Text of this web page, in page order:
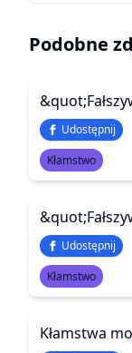
Podobne
Udostępnij
Kłamstwo
Udostępnij
Kłamstwo